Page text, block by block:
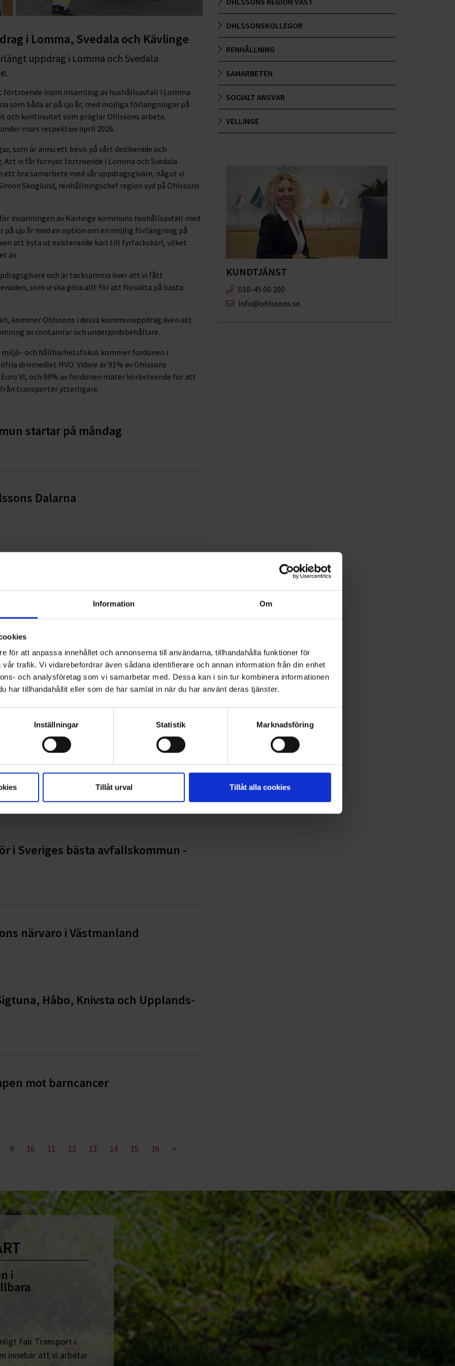
Information Om
för att anpassa innehållet och annonserna till användarna, tillhandahålla funktioner för
trafik. Vi vidarebefordrar även sådana identifierare och annan information från din enhet
och analysföretag som vi samarbetar med. Dessa kan i sin tur kombinera informationen
har tillhandahållit eller som de har samlat in när du har använt deras tjänster.
Inställningar Statistik Marknadsföring
Tillåt urval Tillåt alla cookies
i Lomma, Svedala och Kävlinge
uppdrag i Lomma och Svedala
inom insamling av hushållsavfall i Lomma
som båda är på sju år, med möjliga förlängningar på
och kontinuitet som präglar Ohlssons arbete.
mars respektive april 2026.
som är ännu ett bevis på vårt dedikerade och
vi får förnyat förtroende i Lomma och Svedala
bra samarbete med vår uppdragsgivare, något vi
Skoglund, renhållningschef region syd på Ohlssons
insamlingen av Kävlinge kommuns hushållsavfall med
på sju år med en option om en möjlig förlängning på
att byta ut existerande kärl till fyrfackskärl, vilket
av.
och är tacksamma över att vi fått
som vi ska göra allt för att förvalta på bästa
kommer Ohlssons i dessa kommunuppdrag även att
av containrar och underjordsbehållare.
miljö- och hållbarhetsfokus kommer fordonen i
drivmedlet HVO. Vidare är 91% av Ohlssons
VI, och 98% av fordonen mäter körbeteende för att
från transporter ytterligare.
startar på måndag
Dalarna
i 14 kommuner
kommun
och rörinspektion med
i Sveriges bästa avfallskommun -
närvaro i Västmanland
Håbo, Knivsta och Upplands-
mot barncancer
9 10 11 12 13 14 15 16 >
OHLSSONSKOLLEGOR
RENHÅLLNING
SAMARBETEN
SOCIALT ANSVAR
VELLINGE
KUNDTJÄNST
010-45 00 200​
info@ohlssons.se
i
Fair Transport i
innebär att vi arbetar